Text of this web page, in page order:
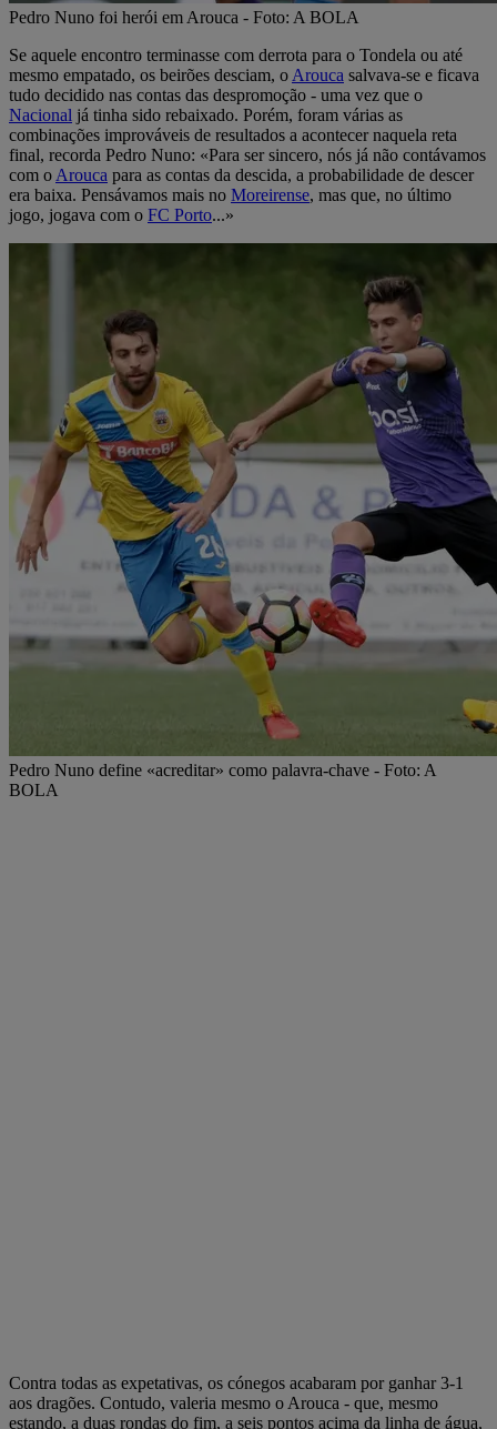
Pedro Nuno foi herói em Arouca - Foto: A BOLA
Se aquele encontro terminasse com derrota para o Tondela ou até
mesmo empatado, os beirões desciam, o Arouca salvava-se e ficava
tudo decidido nas contas das despromoção - uma vez que o
Nacional já tinha sido rebaixado. Porém, foram várias as
combinações improváveis de resultados a acontecer naquela reta
final, recorda Pedro Nuno: «Para ser sincero, nós já não contávamos
com o Arouca para as contas da descida, a probabilidade de descer
era baixa. Pensávamos mais no Moreirense, mas que, no último
jogo, jogava com o FC Porto...»
Pedro Nuno define «acreditar» como palavra-chave - Foto: A
BOLA
Contra todas as expetativas, os cónegos acabaram por ganhar 3-1
aos dragões. Contudo, valeria mesmo o Arouca - que, mesmo
estando, a duas rondas do fim, a seis pontos acima da linha de água,